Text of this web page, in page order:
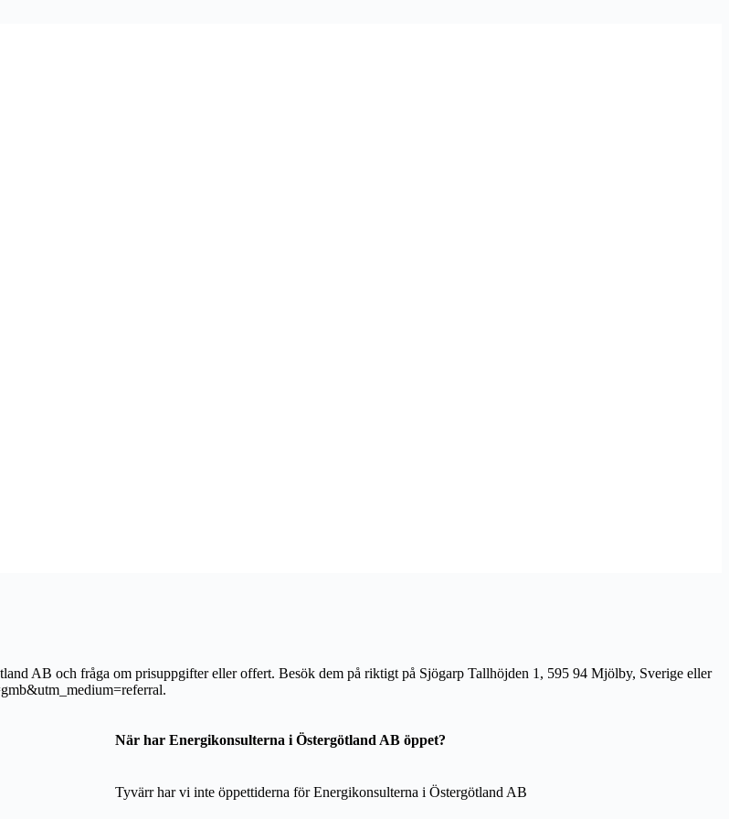
AB och fråga om prisuppgifter eller offert. Besök dem på riktigt på Sjögarp Tallhöjden 1, 595 94 Mjölby, Sverige eller
När har Energikonsulterna i Östergötland AB öppet?
Tyvärr har vi inte öppettiderna för Energikonsulterna i Östergötland AB